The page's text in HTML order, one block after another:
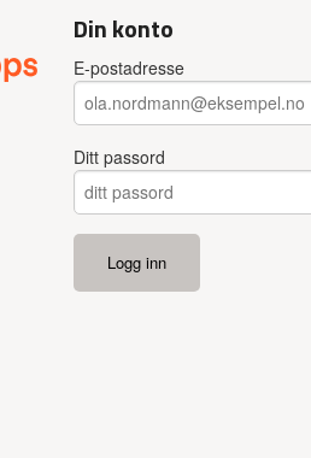
Din konto
E-postadresse
Ditt passord